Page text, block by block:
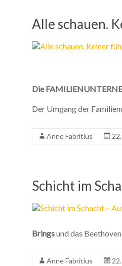
Alle schauen.
Die
Der Umgang der
Anne Fabritius
Schicht im
Bringsund das
Anne Fabritius